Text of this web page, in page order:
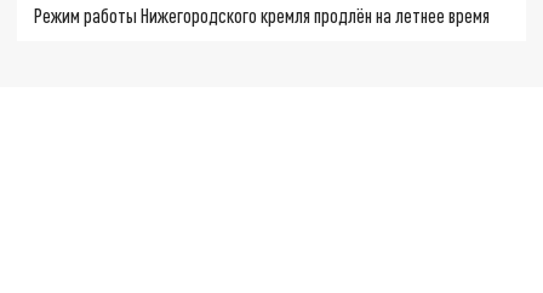
Режим работы Нижегородского кремля продлён на летнее время